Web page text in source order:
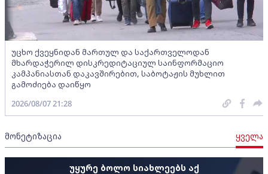
უცხო ქვეყნიდან მართულ და საქართველოდან
მხარდაჭერილ დისკრედიტაციულ საინფორმაციო
კამპანიასთან დაკავშირებით, საბოტაჟის მუხლით
გამოძიება დაიწყო
2026/08/07 21:28
მონეტიზაცია ყველა
უყურე ბოლო სიახლეებს აქ